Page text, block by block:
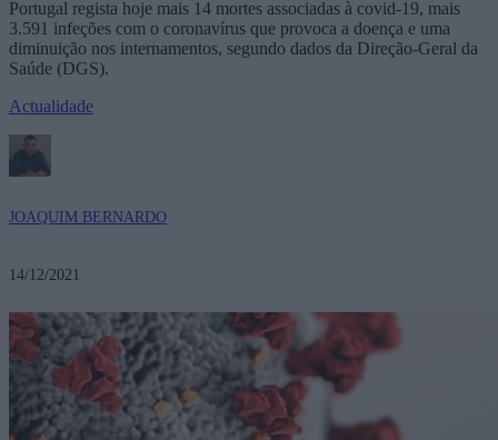
Portugal regista hoje mais 14 mortes associadas à covid-19, mais
3.591 infeções com o coronavírus que provoca a doença e uma
diminuição nos internamentos, segundo dados da Direção-Geral da
Saúde (DGS).
Actualidade
JOAQUIM BERNARDO
14/12/2021